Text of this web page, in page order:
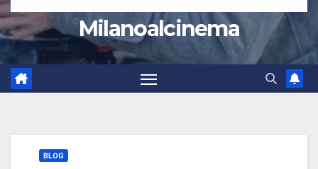
Milanoalcinema
BLOG